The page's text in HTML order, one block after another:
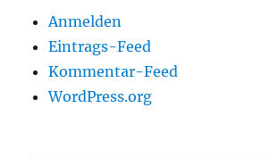
Anmelden
Eintrags-Feed
Kommentar-Feed
WordPress.org